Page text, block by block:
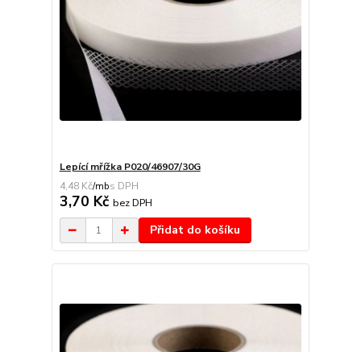
Lepící mřížka P020/46907/30G
4,48 Kč/mb
3,70 Kč bez DPH
Přidat do košíku